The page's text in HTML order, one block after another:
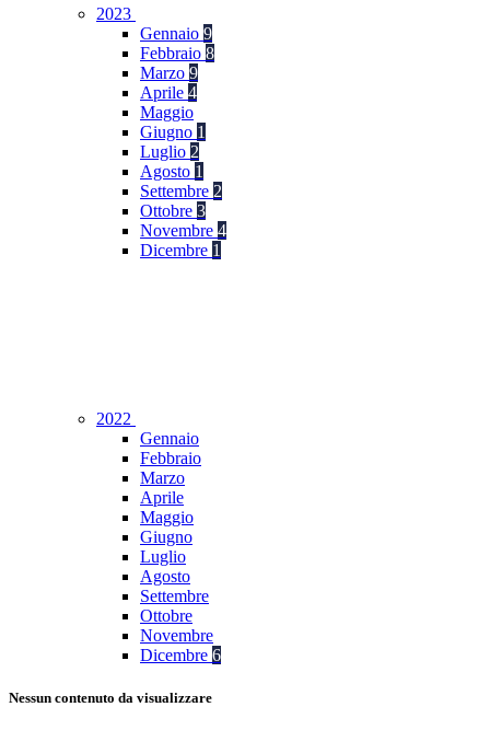
2023
Gennaio 9
Febbraio 8
Marzo 9
Aprile 4
Maggio
Giugno 1
Luglio 2
Agosto 1
Settembre 2
Ottobre 3
Novembre 4
Dicembre 1
2022
Gennaio
Febbraio
Marzo
Aprile
Maggio
Giugno
Luglio
Agosto
Settembre
Ottobre
Novembre
Dicembre 6
Nessun contenuto da visualizzare